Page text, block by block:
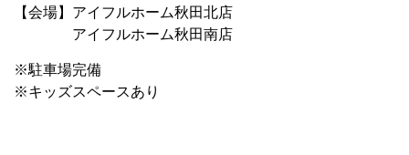
【会場】アイフルホーム秋田北店
アイフルホーム秋田南店
※駐車場完備
※キッズスペースあり